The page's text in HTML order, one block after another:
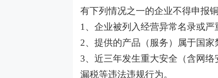
有下列情况之一的企业不得申报
1、企业被列入经营异常名录或
2、提供的产品（服务）属于国
3、近三年发生重大安全（含网
漏税等违法违规行为。